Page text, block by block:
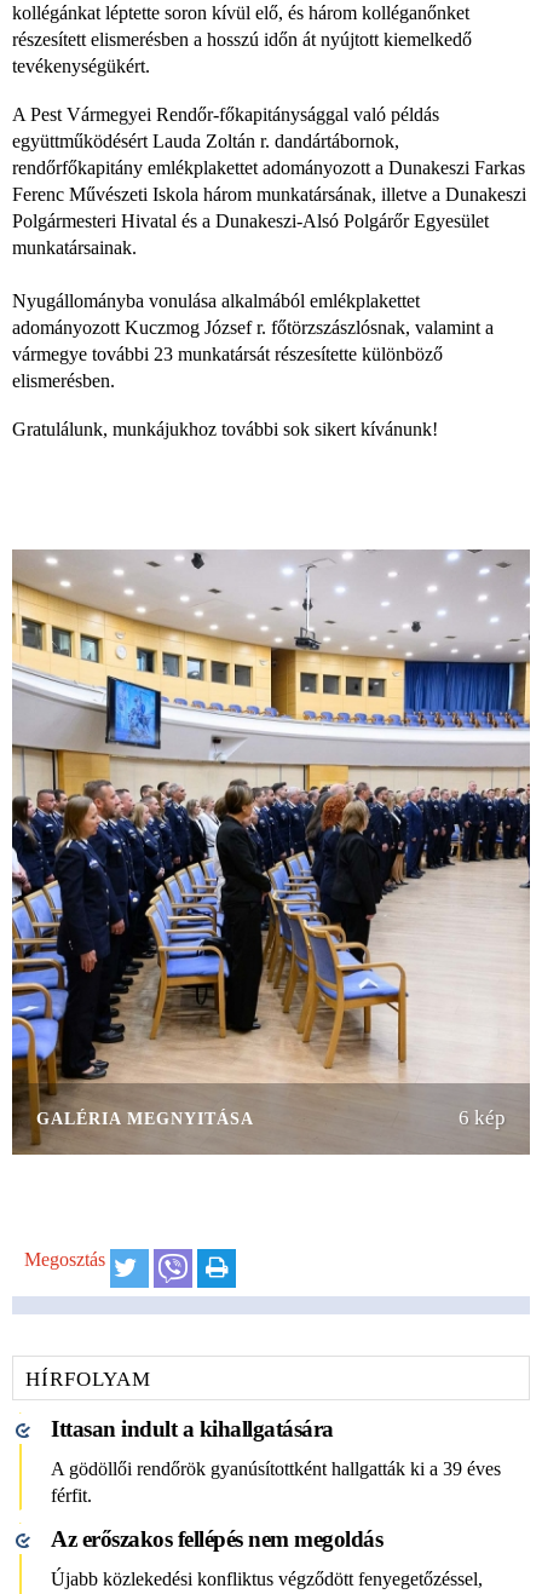
Megosztás
kollégánkat léptette soron kívül elő, és három kolléganőnket
részesített elismerésben a hosszú időn át nyújtott kiemelkedő
tevékenységükért.
A Pest Vármegyei Rendőr-főkapitánysággal való példás
együttműködésért Lauda Zoltán r. dandártábornok,
rendőrfőkapitány emlékplakettet adományozott a Dunakeszi Farkas
Ferenc Művészeti Iskola három munkatársának, illetve a Dunakeszi
Polgármesteri Hivatal és a Dunakeszi-Alsó Polgárőr Egyesület
munkatársainak.
Nyugállományba vonulása alkalmából emlékplakettet
adományozott Kuczmog József r. főtörzszászlósnak, valamint a
vármegye további 23 munkatársát részesítette különböző
elismerésben.
Gratulálunk, munkájukhoz további sok sikert kívánunk!
6 kép
GALÉRIA MEGNYITÁSA
HÍRFOLYAM
Ittasan indult a kihallgatására
A gödöllői rendőrök gyanúsítottként hallgatták ki a 39 éves
férfit.
Az erőszakos fellépés nem megoldás
Újabb közlekedési konfliktus végződött fenyegetőzéssel,